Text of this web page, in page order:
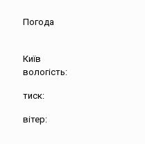
Погода
Київ
вологість:
тиск:
вітер: